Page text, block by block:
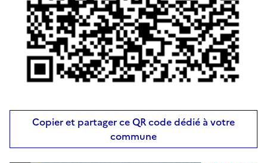
Copier et partager ce QR code dédié à votre
commune